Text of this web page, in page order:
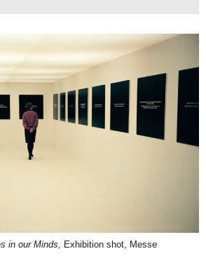
in our Minds, Exhibition shot, Messe